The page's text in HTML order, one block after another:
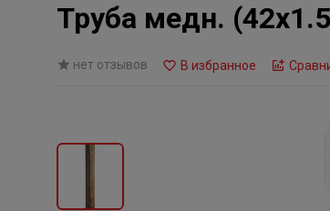
Труба медн.
нет отзывов В избранное